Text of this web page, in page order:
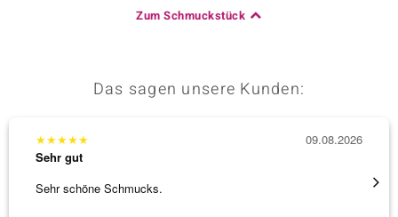
Zum Schmuckstück
Das sagen unsere Kunden:
★★★★★
Sehr gut
Sehr schöne Schmucks.
09.08.2026
3 x